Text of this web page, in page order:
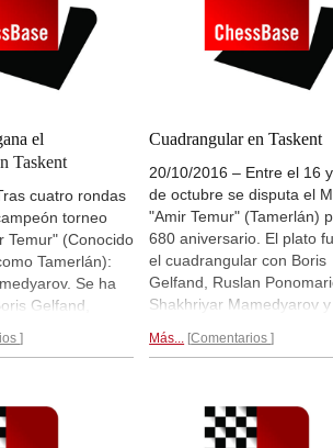
el
Taskent
cuatro rondas
torneo
Temur" (Conocido
Tamerlán):
Se ha
Gelfand,
un torneo a 4
fue Boris
Cuadrangular en Taskent
20/10/2016 – Entre el 16
de octubre se disputa el
"Amir Temur" (Tamerlán)
680 aniversario. El plato
el cuadrangular con Boris
Gelfand, Ruslan
Shakhriyar Mamedyarov y
del torneo, que se disputa
las estrellas también
a los niños en Taskent y
Más... Comentarios